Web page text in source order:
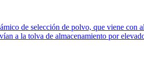
de selección de polvo, que viene con
a la tolva de almacenamiento por